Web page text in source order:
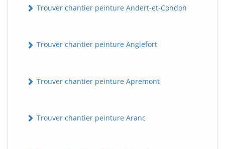
Trouver chantier peinture Andert-et-Condon
Trouver chantier peinture Anglefort
Trouver chantier peinture Apremont
Trouver chantier peinture Aranc